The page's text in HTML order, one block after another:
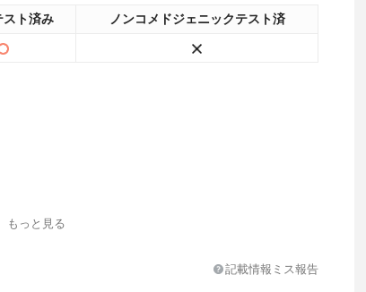
スト済み ノンコメドジェニックテスト済
もっと見る
記載情報ミス報告